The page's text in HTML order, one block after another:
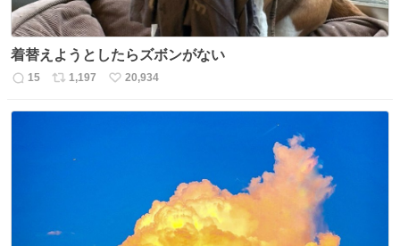
着替えようとしたらズボンがない
返
15
リ
1,197
い
20,934